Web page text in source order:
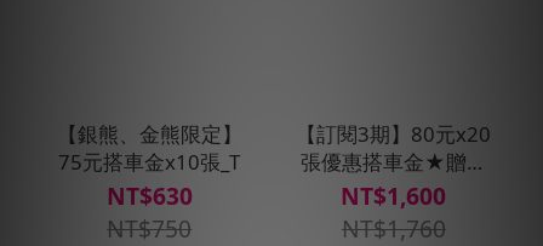
【銀熊、金熊限定】
75元搭車金x10張_T
NT$630
NT$750
【訂閱3期】80元x20
張優惠搭車金★贈搭
車金160元(每30天自
動扣款)
NT$1,600
NT$1,760